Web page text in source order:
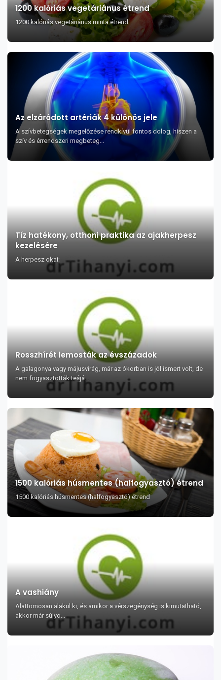
1200 kalóriás vegetáriánus étrend
1200 kalóriás vegetáriánus minta étrend
Az elzáródott artériák 4 különös jele
A szívbetegségek megelőzése rendkívül fontos dolog, hiszen a
szív és érrendszeri megbeteg...
Tíz hatékony, otthoni praktika az ajakherpesz
kezelésére
A herpesz okai:
Rosszhírét lemosták az évszázadok
A galagonya vagy májusvirág, már az ókorban is jól ismert volt, de
nem fogyasztották teájá...
1500 kalóriás húsmentes (halfogyasztó) étrend
1500 kalóriás húsmentes (halfogyasztó) étrend
A vashiány
Alattomosan alakul ki, és amikor a vérszegénység is kimutatható,
akkor már súlyo...